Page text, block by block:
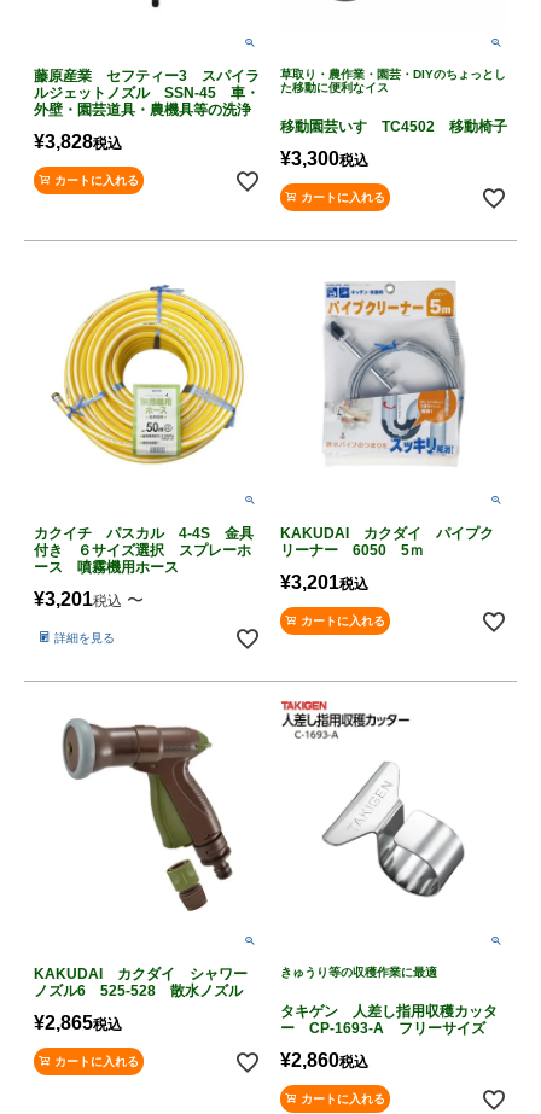
藤原産業 セフティー3 スパイラ
ルジェットノズル SSN-45 車・
外壁・園芸道具・農機具等の洗浄
¥3,828税込
カートに入れる
草取り・農作業・園芸・DIYのちょっとし
た移動に便利なイス
移動園芸いす TC4502 移動椅子
¥3,300税込
カートに入れる
カクイチ パスカル 4-4S 金具
付き ６サイズ選択 スプレーホ
ース 噴霧機用ホース
¥3,201税込 〜
詳細を見る
KAKUDAI カクダイ パイプク
リーナー 6050 5ｍ
¥3,201税込
カートに入れる
KAKUDAI カクダイ シャワー
ノズル6 525-528 散水ノズル
¥2,865税込
カートに入れる
きゅうり等の収穫作業に最適
タキゲン 人差し指用収穫カッタ
ー CP-1693-A フリーサイズ
¥2,860税込
カートに入れる